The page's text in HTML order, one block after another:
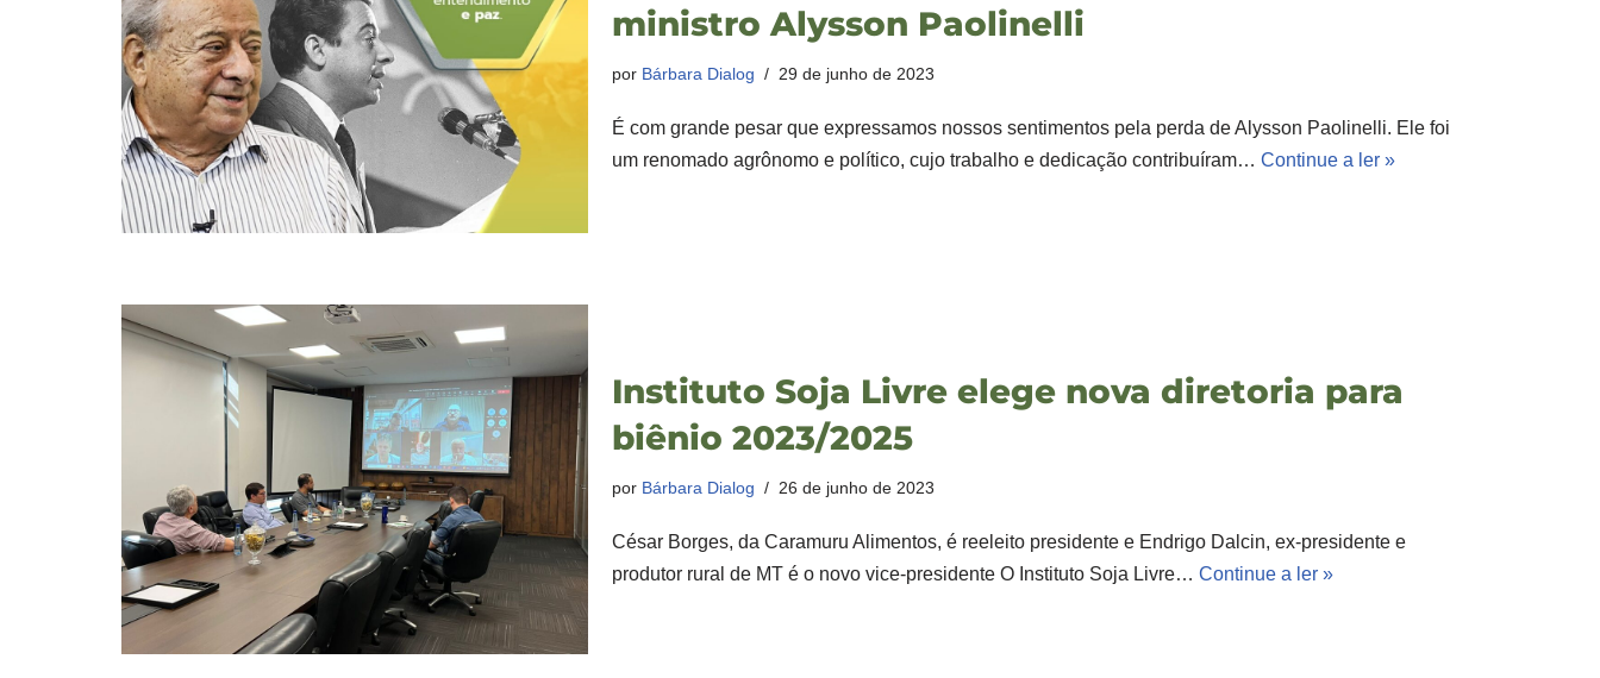
ministro Alysson Paolinelli
por Bárbara Dialog 29 de junho de 2023
É com grande pesar que expressamos nossos sentimentos pela perda de Alysson Paolinelli. Ele foi
um renomado agrônomo e político, cujo trabalho e dedicação contribuíram… Continue a ler »
Instituto Soja Livre elege nova diretoria para
biênio 2023/2025
por Bárbara Dialog 26 de junho de 2023
César Borges, da Caramuru Alimentos, é reeleito presidente e Endrigo Dalcin, ex-presidente e
produtor rural de MT é o novo vice-presidente O Instituto Soja Livre… Continue a ler »